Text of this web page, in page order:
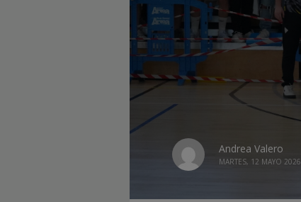
Andrea Valero
MARTES, 12 MAYO 2026